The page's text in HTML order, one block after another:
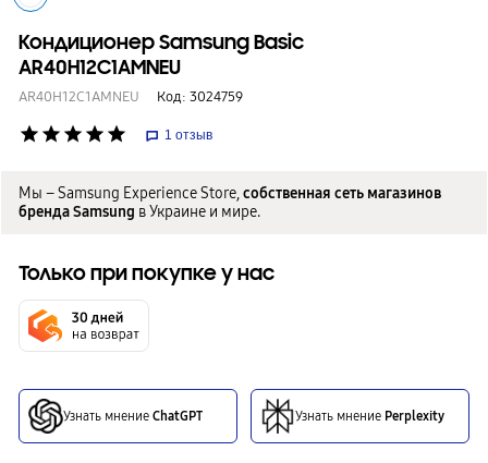
Кондиционер Samsung Basic
AR40H12C1AMNEU
AR40H12C1AMNEU Код: 3024759
star star star star star 1 отзыв
Мы – Samsung Experience Store,собственная сеть магазинов
бренда Samsung в Украине и мире.
Только при покупке у нас
Узнать мнение ChatGPT Узнать мнение Perplexity